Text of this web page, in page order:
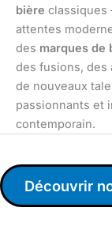
bière classiques
attentes
des marques de
des fusions, des
de nouveaux
passionnants et
contemporain.
Découvrir